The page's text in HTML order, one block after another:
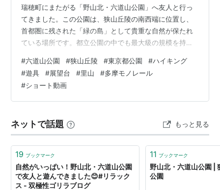
瑞穂町にまたがる「野山北・六道山公園」へ友人と行っ
てきました。この公園は、狭山丘陵の南西端に位置し、
首都圏に残された「緑の島」として貴重な自然が保たれ
ている場所です。都立公園の中でも最大級の規模を持つ
そうです！( ﾟДﾟ) 多摩モノレール「上北台駅」から市内
循環バスで「かたくりの湯」♨️まで来ました。こちらは
現在一時閉館していて令和７年度中に再開の予定だそう
です。帰りに入れれば最高でした😅 公園に到着すると、
都会の喧騒から離れ、一歩足を踏…
#六道山公園 #狭山丘陵 #東京都公園 #ハイキング
#遊具 #展望台 #里山 #多摩モノレール
#ショート動画
ネットで話題 もっと見る
19 ブックマーク
自然がいっぱい！野山北・六道山公園
で友人と遊んできました😊#リラック
ス - 双極性ゴリラブログ
11 ブックマーク
野山北・六道山公園 |
公園